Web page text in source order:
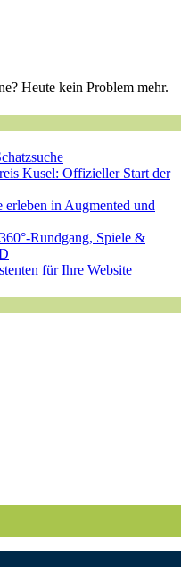
Heute kein Problem mehr.
Kusel: Offizieller Start der
erleben in Augmented und
Rundgang, Spiele &
für Ihre Website